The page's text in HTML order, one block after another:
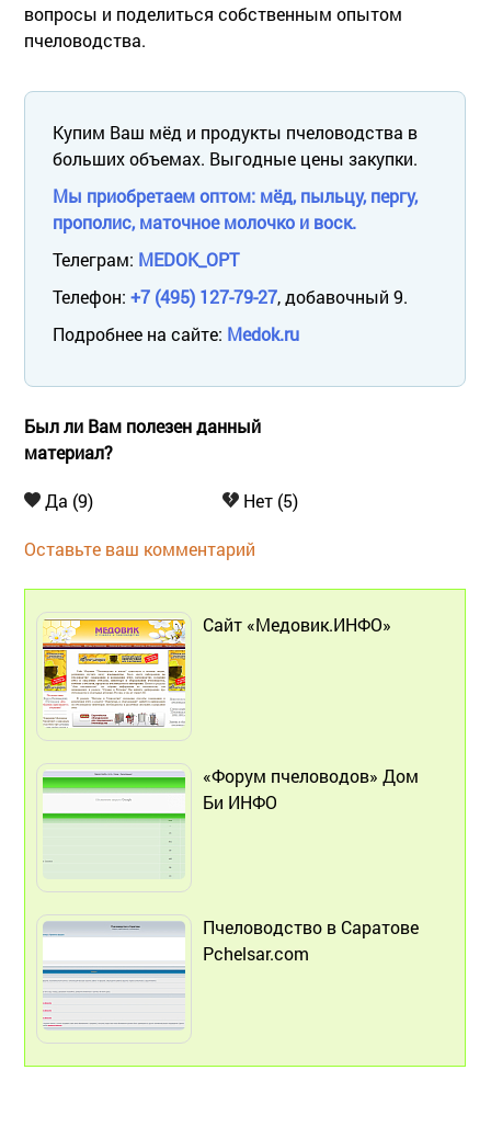
вопросы и поделиться собственным опытом
пчеловодства.
Купим Ваш мёд и продукты пчеловодства в
больших объемах. Выгодные цены закупки.
Мы приобретаем оптом: мёд, пыльцу, пергу,
прополис, маточное молочко и воск.
Телеграм: MEDOK_OPT
Телефон: +7 (495) 127-79-27, добавочный 9.
Подробнее на сайте: Medok.ru
Был ли Вам полезен данный
материал?
Да (9) Нет (5)
Оставьте ваш комментарий
Сайт «Медовик.ИНФО»
«Форум пчеловодов» Дом
Би ИНФО
Пчеловодство в Саратове
Pchelsar.com